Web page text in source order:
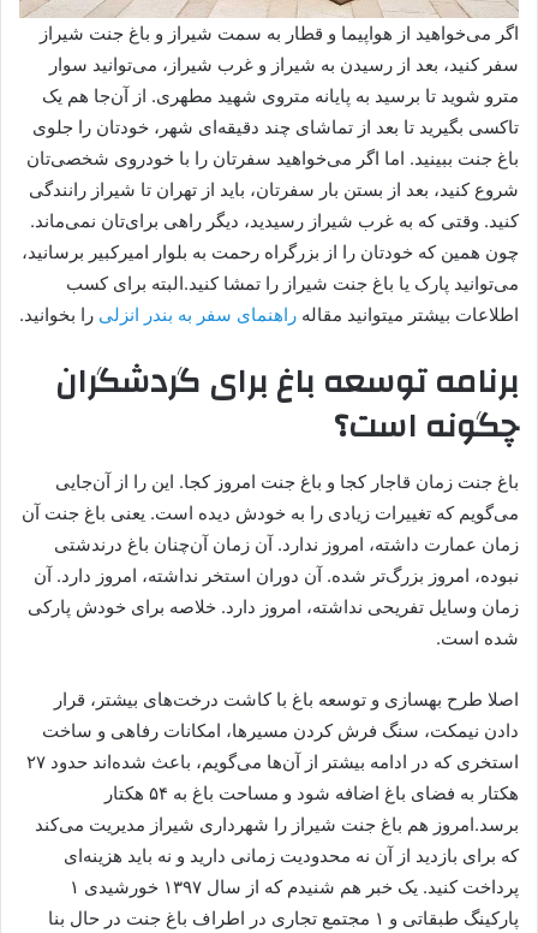
اگر می‌خواهید از هواپیما و قطار به سمت شیراز و باغ جنت شیراز
سفر کنید، بعد از رسیدن به شیراز و غرب شیراز، می‌توانید سوار
مترو شوید تا برسید به پایانه متروی شهید مطهری. از آن‌جا هم یک
تاکسی بگیرید تا بعد از تماشای چند دقیقه‌ای شهر، خودتان را جلوی
باغ جنت ببینید. اما اگر می‌خواهید سفرتان را با خودروی شخصی‌تان
شروع کنید، بعد از بستن بار سفرتان، باید از تهران تا شیراز رانندگی
کنید. وقتی که به غرب شیراز رسیدید، دیگر راهی برای‌تان نمی‌ماند.
چون همین که خودتان را از بزرگراه رحمت به بلوار امیرکبیر برسانید،
می‌توانید پارک یا باغ جنت شیراز را تمشا کنید.البته برای کسب
اطلاعات بیشتر میتوانید مقاله راهنمای سفر به بندر انزلی را بخوانید.
برنامه توسعه باغ برای گردشگران
چگونه است؟
باغ جنت زمان قاجار کجا و باغ جنت امروز کجا. این را از آن‌جایی
می‌گویم که تغییرات زیادی را به خودش دیده است. یعنی باغ جنت آن
زمان عمارت داشته، امروز ندارد. آن زمان آن‌چنان باغ درندشتی
نبوده، امروز بزرگ‌تر شده. آن دوران استخر نداشته، امروز دارد. آن
زمان وسایل تفریحی نداشته، امروز دارد. خلاصه برای خودش پارکی
شده است.
اصلا طرح بهسازی و توسعه باغ با کاشت درخت‌های بیشتر، قرار
دادن نیمکت، سنگ فرش کردن مسیرها، امکانات رفاهی و ساخت
استخری که در ادامه بیشتر از آن‌ها می‌گویم، باعث شده‌اند حدود ۲۷
هکتار به فضای باغ اضافه شود و مساحت باغ به ۵۴ هکتار
برسد.امروز هم باغ جنت شیراز را شهرداری شیراز مدیریت می‌کند
که برای بازدید از آن نه محدودیت زمانی دارید و نه باید هزینه‌ای
پرداخت کنید. یک خبر هم شنیدم که از سال ۱۳۹۷ خورشیدی ۱
پارکینگ طبقاتی و ۱ مجتمع تجاری در اطراف باغ جنت در حال بنا